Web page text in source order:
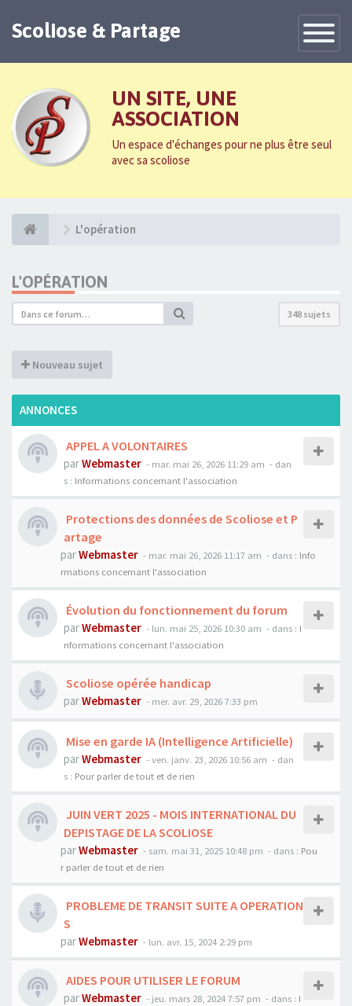
Toggle
Scoliose & Partage
UN SITE, UNE
ASSOCIATION
Un espace d'échanges pour ne plus être seul
avec sa scoliose
L'opération
L'OPÉRATION
348 sujets
Nouveau sujet
ANNONCES
APPEL A VOLONTAIRES
parWebmaster - mar. mai 26, 2026 11:29 am - dan
s : Informations concernant l'association
Protections des données de Scoliose et P
artage
parWebmaster - mar. mai 26, 2026 11:17 am - dans : Info
rmations concernant l'association
Évolution du fonctionnement du forum
parWebmaster - lun. mai 25, 2026 10:30 am - dans : I
nformations concernant l'association
Scoliose opérée handicap
parWebmaster - mer. avr. 29, 2026 7:33 pm
Mise en garde IA (Intelligence Artificielle)
parWebmaster - ven. janv. 23, 2026 10:56 am - dan
s : Pour parler de tout et de rien
JUIN VERT 2025 - MOIS INTERNATIONAL DU
DEPISTAGE DE LA SCOLIOSE
parWebmaster - sam. mai 31, 2025 10:48 pm - dans : Pou
r parler de tout et de rien
PROBLEME DE TRANSIT SUITE A OPERATION
S
parWebmaster - lun. avr. 15, 2024 2:29 pm
AIDES POUR UTILISER LE FORUM
parWebmaster - jeu. mars 28, 2024 7:57 pm - dans : I